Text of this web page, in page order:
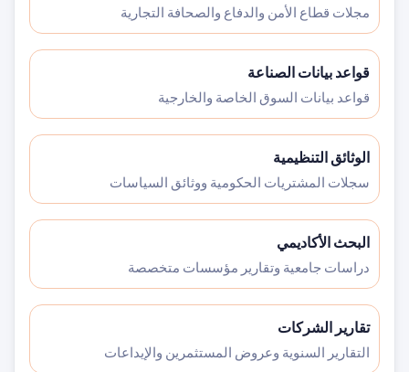
مجلات قطاع الأمن والدفاع والصحافة التجارية
قواعد بيانات الصناعة
قواعد بيانات السوق الخاصة والخارجية
الوثائق التنظيمية
سجلات المشتريات الحكومية ووثائق السياسات
البحث الأكاديمي
دراسات جامعية وتقارير مؤسسات متخصصة
تقارير الشركات
التقارير السنوية وعروض المستثمرين والإيداعات